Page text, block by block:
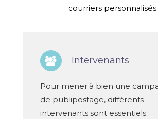
courriers personnalisés.
Intervenants
Pour mener à bien une
de publipostage, différents
intervenants sont essentiels :